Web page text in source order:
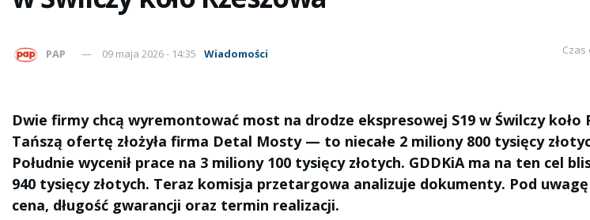
PAP 09 maja 2026 - 14:35 Wiadomości Czas
Dwie firmy chcą wyremontować most na drodze ekspresowej S19 w Świlczy koło
Tańszą ofertę złożyła firma Detal Mosty — to niecałe 2 miliony 800 tysięcy
Południe wycenił prace na 3 miliony 100 tysięcy złotych. GDDKiA ma na ten cel
940 tysięcy złotych. Teraz komisja przetargowa analizuje dokumenty. Pod
cena, długość gwarancji oraz termin realizacji.